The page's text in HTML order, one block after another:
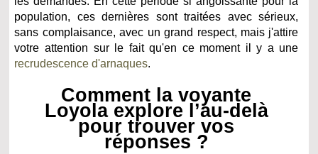
population, ces dernières sont traitées avec sérieux,
sans complaisance, avec un grand respect, mais j'attire
votre attention sur le fait qu'en ce moment il y a une
recrudescence d'arnaques.
Comment la voyante
Loyola explore l’au-delà
pour trouver vos
réponses ?